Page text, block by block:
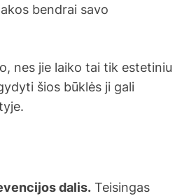
bendrai savo
nes jie laiko tai tik estetiniu
šios būklės ji gali
dalis. Teisingas